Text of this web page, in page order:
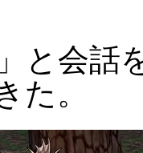
と会話
た。